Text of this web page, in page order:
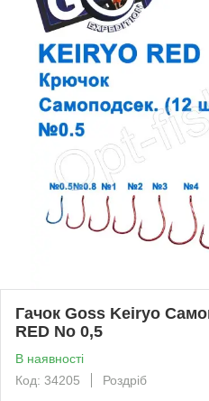
Гачок Goss Keiryo
RED No 0,5
В наявності
Код: 34205
Роздріб